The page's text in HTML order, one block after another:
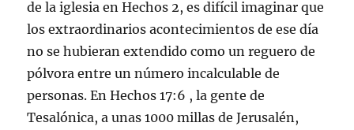
de la iglesia en Hechos 2, es difícil imaginar que
los extraordinarios acontecimientos de ese día
no se hubieran extendido como un reguero de
pólvora entre un número incalculable de
personas. En Hechos 17:6 , la gente de
Tesalónica, a unas 1000 millas de Jerusalén,